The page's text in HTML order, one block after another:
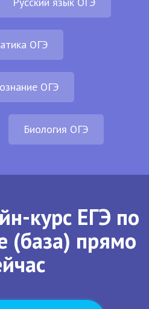
ОГЭ
ОГЭ
Биология ОГЭ
курс ЕГЭ по
(база) прямо